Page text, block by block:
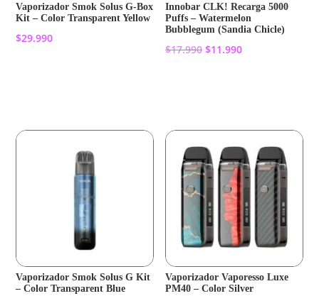
Vaporizador Smok Solus G-Box
Kit – Color Transparent Yellow
$29.990
Innobar CLK! Recarga 5000
Puffs – Watermelon
Bubblegum (Sandia Chicle)
$17.990 El
$11.990El
Vaporizador Smok Solus G Kit
– Color Transparent Blue
Vaporizador Vaporesso Luxe
PM40 – Color Silver